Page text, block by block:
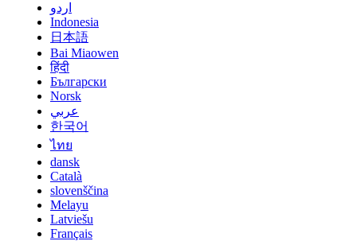
اردو
Indonesia
日本語
Bai Miaowen
हिंदी
Български
Norsk
عربي
한국어
ไทย
dansk
Català
slovenščina
Melayu
Latviešu
Français